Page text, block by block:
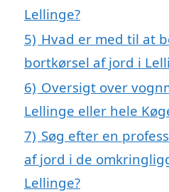
Lellinge?
5) Hvad er med til at
bortkørsel af jord i
6) Oversigt over
Lellinge eller hele
7) Søg efter en
af jord i de
Lellinge?